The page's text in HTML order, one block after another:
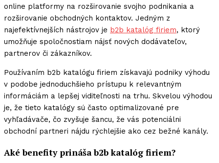
online platformy na rozširovanie svojho podnikania a
rozširovanie obchodných kontaktov. Jedným z
najefektívnejších nástrojov je b2b katalóg firiem, ktorý
umožňuje spoločnostiam nájsť nových dodávateľov,
partnerov či zákazníkov.
Používaním b2b katalógu firiem získavajú podniky výhodu
v podobe jednoduchšieho prístupu k relevantným
informáciám a lepšej viditeľnosti na trhu. Skvelou výhodou
je, že tieto katalógy sú často optimalizované pre
vyhľadávače, čo zvyšuje šancu, že vás potenciálni
obchodní partneri nájdu rýchlejšie ako cez bežné kanály.
Aké benefity prináša b2b katalóg firiem?